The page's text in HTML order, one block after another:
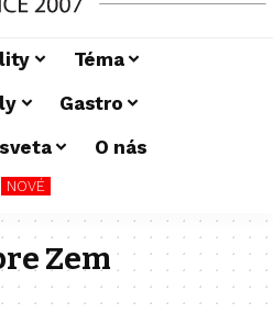
Téma
Gastro
O nás
NOVÉ
Zem